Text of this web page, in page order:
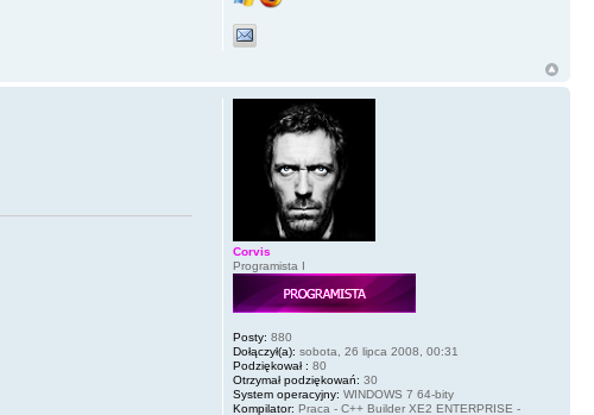
Corvis
Programista I
Posty: 880
Dołączył(a): sobota, 26 lipca 2008, 00:31
Podziękował : 80
Otrzymał podziękowań: 30
System operacyjny: WINDOWS 7 64-bity
Kompilator: Praca - C++ Builder XE2 ENTERPRISE -